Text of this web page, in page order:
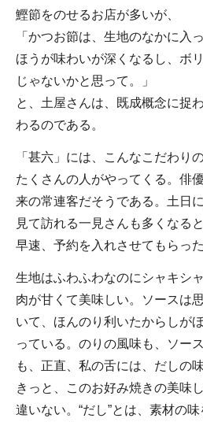
鰹節をのせるお店が多いが、
「かつお節は、生地のなかに入
ほうが味わいが深くなるし、ボ
じゃないかと思って。」
と、土屋さんは、既成概念に捉
わるのである。
「甚六」には、こんなこだわり
たくさんの人がやってくる。俳
来の常連客だそうである。土日
見て訪れる一見さんも多くなる
早速、予約を入れさせてもらった
生地はふわふわなのにシャキシ
肉が甘くて美味しい。ソースは
いて、ほんのり利いたからしが
っている。のりの風味も、ソー
も、正直、私の舌には、だしの
きっと、このお好み焼きの美味
違いない。“だし”とは、素材の